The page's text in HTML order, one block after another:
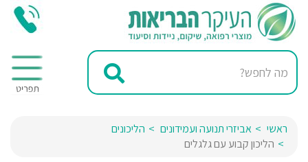
ראשי אביזרי תנועה ועמידונים
הליכונים
הליכון קבוע עם גלגלים